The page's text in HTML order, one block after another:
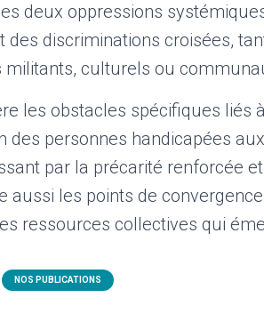
deux oppressions
des discriminations croisées,
militants, culturels ou
les obstacles spécifiques liés
des personnes handicapées
par la précarité renforcée
aussi les points de
ressources collectives qui
NOS PUBLICATIONS